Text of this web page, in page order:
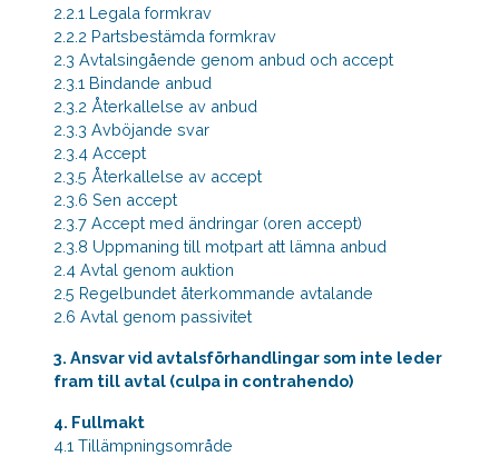
2.2.1 Legala formkrav
2.2.2 Partsbestämda formkrav
2.3 Avtalsingående genom anbud och accept
2.3.1 Bindande anbud
2.3.2 Återkallelse av anbud
2.3.3 Avböjande svar
2.3.4 Accept
2.3.5 Återkallelse av accept
2.3.6 Sen accept
2.3.7 Accept med ändringar (oren accept)
2.3.8 Uppmaning till motpart att lämna anbud
2.4 Avtal genom auktion
2.5 Regelbundet återkommande avtalande
2.6 Avtal genom passivitet
3. Ansvar vid avtalsförhandlingar som inte leder
fram till avtal (culpa in contrahendo)
4. Fullmakt
4.1 Tillämpningsområde